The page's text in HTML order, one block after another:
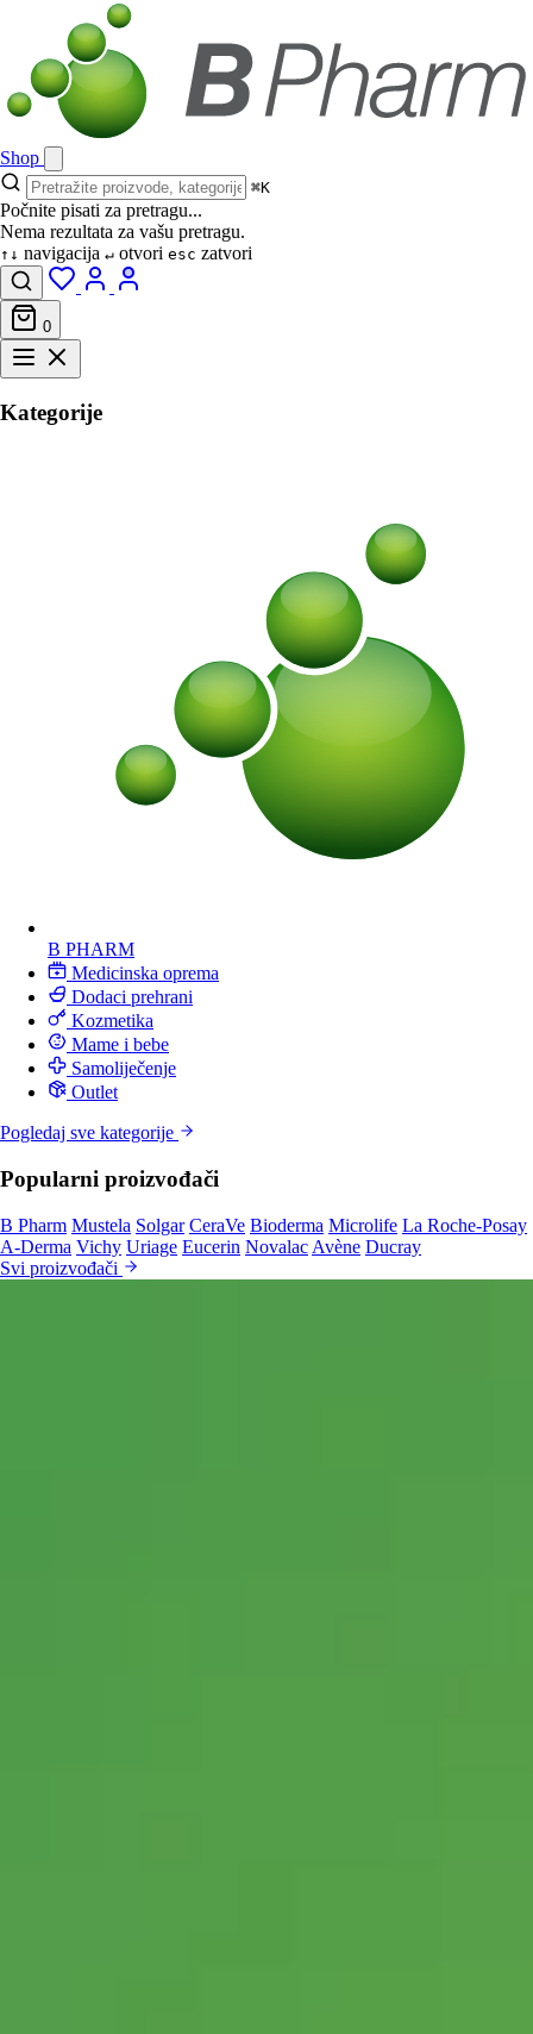
Shop
⌘K
Počnite pisati za pretragu...
Nema rezultata za vašu pretragu.
↑↓ navigacija ↵ otvori esc zatvori
0
Kategorije
B PHARM
Medicinska oprema
Dodaci prehrani
Kozmetika
Mame i bebe
Samoliječenje
Outlet
Pogledaj sve kategorije
Popularni proizvođači
B Pharm Mustela Solgar CeraVe Bioderma Microlife La Roche-Posay
A-Derma Vichy Uriage Eucerin Novalac Avène Ducray
Svi proizvođači